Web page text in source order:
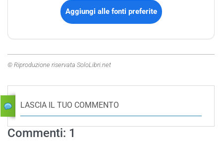
Aggiungi alle fonti preferite
© Riproduzione riservata SoloLibri.net
LASCIA IL TUO COMMENTO
Commenti: 1